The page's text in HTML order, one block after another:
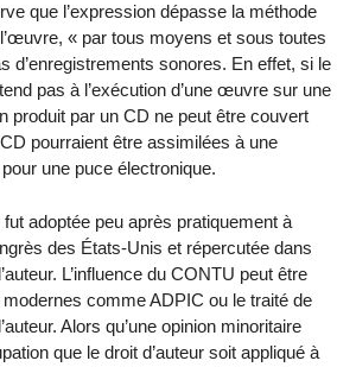
que l’expression dépasse la méthode
« par tous moyens et sous toutes
d’enregistrements sonores. En effet, si le
pas à l’exécution d’une œuvre sur une
produit par un CD ne peut être couvert
pourraient être assimilées à une
une puce électronique.
fut adoptée peu après pratiquement à
des États-Unis et répercutée dans
L’influence du CONTU peut être
comme ADPIC ou le traité de
Alors qu’une opinion minoritaire
que le droit d’auteur soit appliqué à